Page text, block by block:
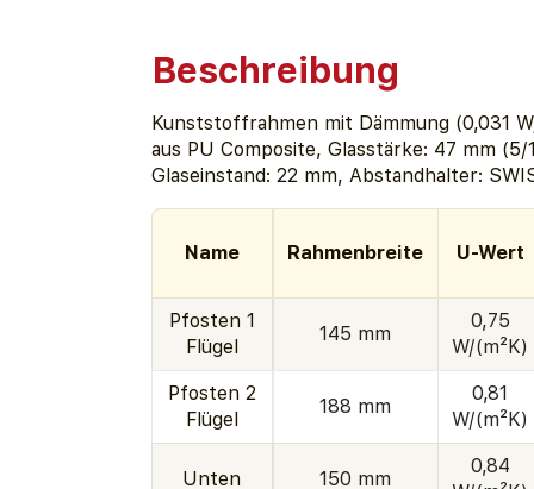
Beschreibung
Kunststoffrahmen mit Dämmung (0,031
aus PU Composite, Glasstärke: 47 mm
Glaseinstand: 22 mm, Abstandhalter:
Name Rahmenbreite U-Wert
Pfosten 1
Flügel
145 mm
0,75
W/(m²K)
Pfosten 2
Flügel
188 mm
0,81
W/(m²K)
Unten 150 mm
0,84